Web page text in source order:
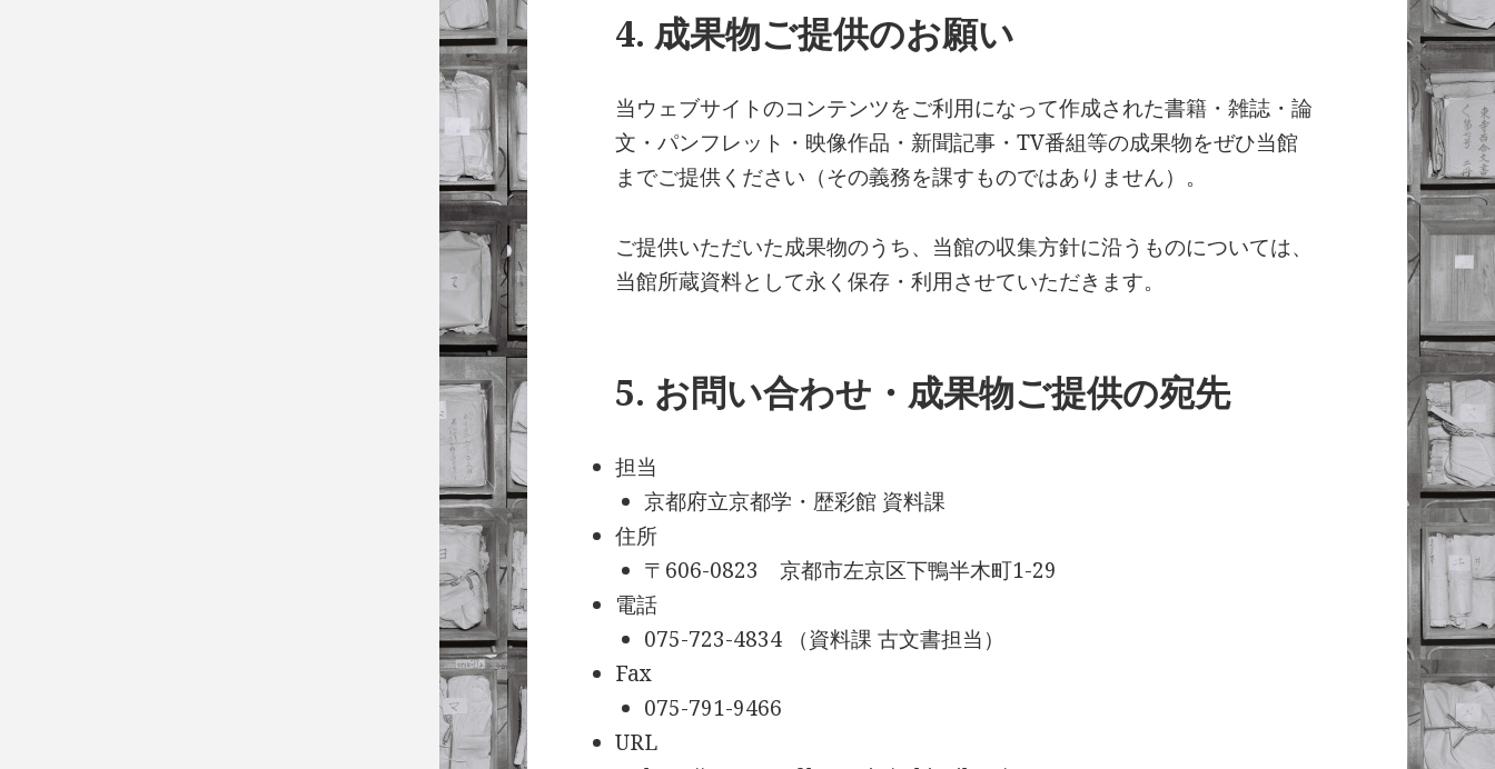
4. 成果物ご提供のお願い
当ウェブサイトのコンテンツをご利用になって作成された書籍・雑誌・論
文・パンフレット・映像作品・新聞記事・TV番組等の成果物をぜひ当館
までご提供ください（その義務を課すものではありません）。
ご提供いただいた成果物のうち、当館の収集方針に沿うものについては、
当館所蔵資料として永く保存・利用させていただきます。
5. お問い合わせ・成果物ご提供の宛先
担当
京都府立京都学・歴彩館 資料課
住所
〒606-0823 京都市左京区下鴨半木町1-29
電話
075-723-4834 （資料課 古文書担当）
Fax
075-791-9466
URL